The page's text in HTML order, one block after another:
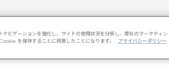
情報セキュリティ基本方針
ナビゲーションを強化し、サイトの使用状況を分析し、弊社のマーケティン
を保存することに同意したことになります。
プライバシーポリシー